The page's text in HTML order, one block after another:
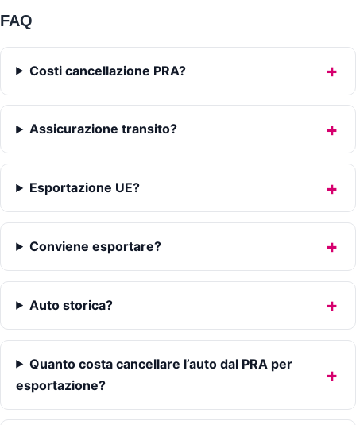
FAQ
Costi cancellazione PRA?
Assicurazione transito?
Esportazione UE?
Conviene esportare?
Auto storica?
Quanto costa cancellare l’auto dal PRA per
esportazione?